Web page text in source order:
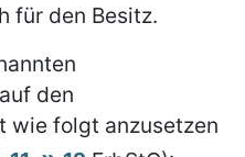
für den Besitz.
den
wie folgt anzusetzen